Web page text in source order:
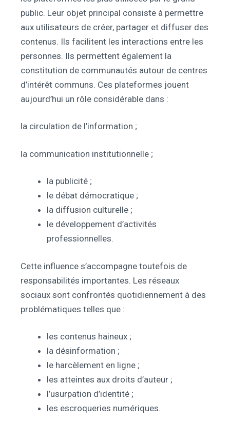
public. Leur objet principal consiste à permettre
aux utilisateurs de créer, partager et diffuser des
contenus. Ils facilitent les interactions entre les
personnes. Ils permettent également la
constitution de communautés autour de centres
d’intérêt communs. Ces plateformes jouent
aujourd’hui un rôle considérable dans :
la circulation de l’information ;
la communication institutionnelle ;
la publicité ;
le débat démocratique ;
la diffusion culturelle ;
le développement d’activités
professionnelles.
Cette influence s’accompagne toutefois de
responsabilités importantes. Les réseaux
sociaux sont confrontés quotidiennement à des
problématiques telles que :
les contenus haineux ;
la désinformation ;
le harcèlement en ligne ;
les atteintes aux droits d’auteur ;
l’usurpation d’identité ;
les escroqueries numériques.